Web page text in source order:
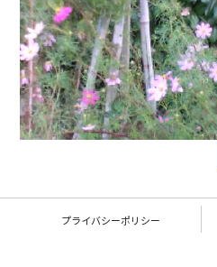
プライバシーポリシー